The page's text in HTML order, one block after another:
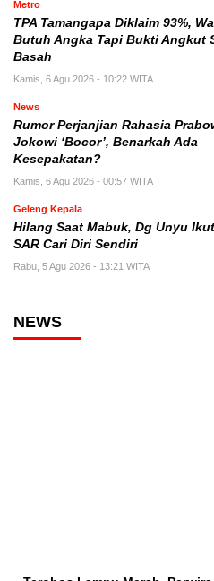
Metro
TPA Tamangapa Diklaim 93%,
Butuh Angka Tapi Bukti Angkut
Basah
Kamis, 6 Agu 2026 - 10:22 WITA
News
Rumor Perjanjian Rahasia
Jokowi ‘Bocor’, Benarkah Ada
Kesepakatan?
Kamis, 6 Agu 2026 - 00:57 WITA
Geleng Kepala
Hilang Saat Mabuk, Dg Unyu
SAR Cari Diri Sendiri
Rabu, 5 Agu 2026 - 13:21 WITA
NEWS